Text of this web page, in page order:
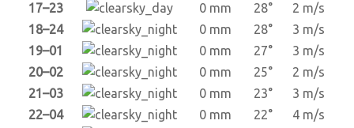
17–23
0 mm 28°
2 m/s
18–24
0 mm 28°
3 m/s
19–01
0 mm 27°
3 m/s
20–02
0 mm 25°
2 m/s
21–03
0 mm 23°
3 m/s
22–04
0 mm 22°
4 m/s